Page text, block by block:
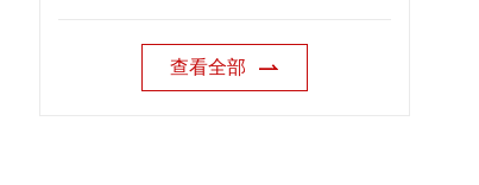
查看全部